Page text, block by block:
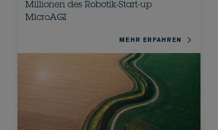
Millionen des Robotik-Start-up
MicroAGI
MEHR ERFAHREN